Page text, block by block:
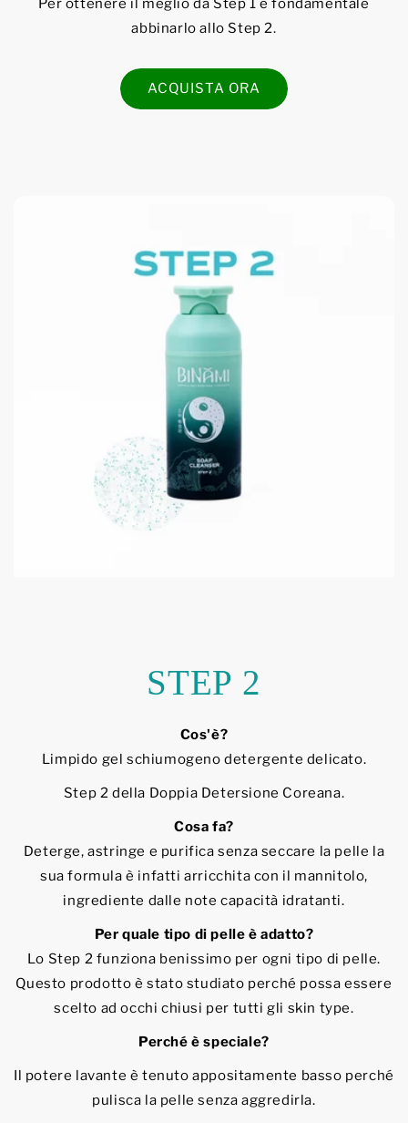
abbinarlo allo Step 2.
ACQUISTA ORA
STEP 2
Cos'è?
Limpido gel schiumogeno detergente delicato.
Step 2 della Doppia Detersione Coreana.
Cosa fa?
Deterge, astringe e purifica senza seccare la pelle la
sua formula è infatti arricchita con il mannitolo,
ingrediente dalle note capacità idratanti.
Per quale tipo di pelle è adatto?
Lo Step 2 funziona benissimo per ogni tipo di pelle.
Questo prodotto è stato studiato perché possa essere
scelto ad occhi chiusi per tutti gli skin type.
Perché è speciale?
Il potere lavante è tenuto appositamente basso perché
pulisca la pelle senza aggredirla.